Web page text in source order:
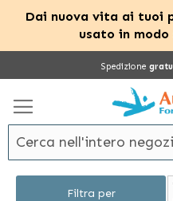
Dai nuova vita ai tuoi
usato in modo
Spedizione
Filtra per